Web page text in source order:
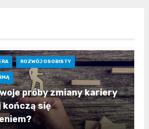
ROZWÓJ OSOBISTY
próby zmiany kariery
kończą się